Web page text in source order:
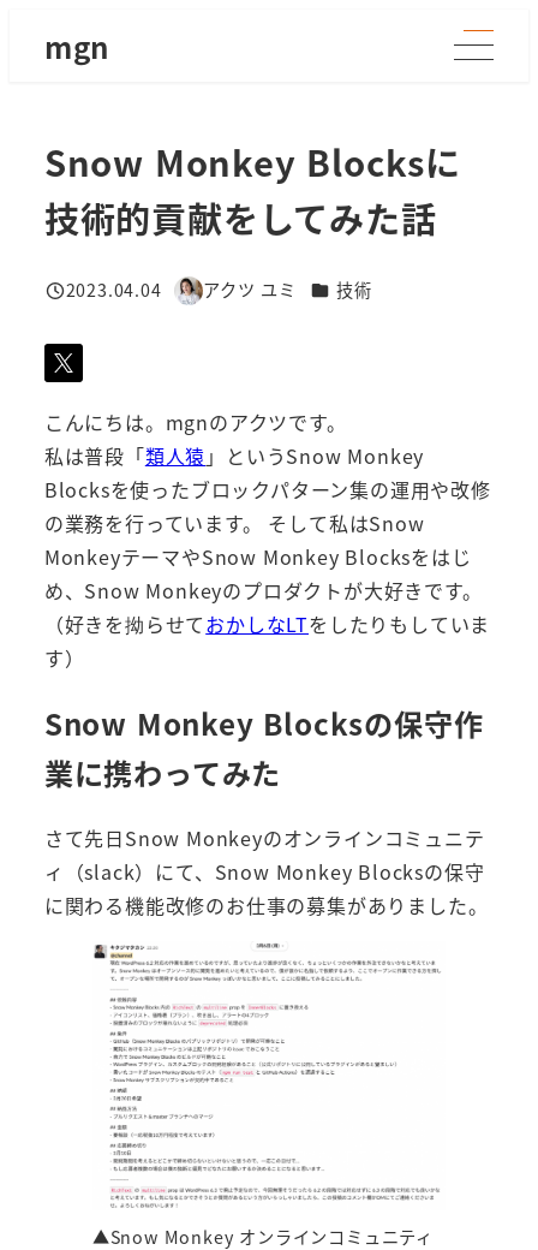
mgn
Snow Monkey Blocksに
技術的貢献をしてみた話
投稿日
2023.04.04
著
アクツ ユミ カテゴリー
技術
こんにちは。mgnのアクツです。
私は普段「類人猿 」というSnow Monkey
Blocksを使ったブロックパターン集の運用や改修
の業務を行っています。 そして私はSnow
MonkeyテーマやSnow Monkey Blocksをはじ
め、Snow Monkeyのプロダクトが大好きです。
（好きを拗らせておかしなLTをしたりもしていま
す）
Snow Monkey Blocksの保守作
業に携わってみた
さて先日Snow Monkeyのオンラインコミュニテ
ィ（slack）にて、Snow Monkey Blocksの保守
に関わる機能改修のお仕事の募集がありました。
▲Snow Monkey オンラインコミュニティ